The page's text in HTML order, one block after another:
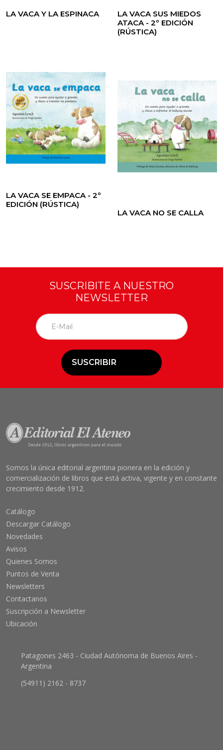
LA VACA Y LA ESPINACA
LA VACA SUS MIEDOS
ATACA - 2º EDICIÓN
(RÚSTICA)
LA VACA SE EMPACA - 2º
EDICIÓN (RÚSTICA)
LA VACA NO SE CALLA
SUSCRIBITE A NUESTRO
NEWSLETTER
SUSCRIBIR
Somos la única editorial argentina pionera en la edición y
comercialización de libros que está activa, vigente y en constante
crecimiento desde 1912.
Catálogo
Descargar Catálogo
Novedades
Avisos
Quienes Somos
Puntos de Venta
Newsletters
Contactanos
Suscripción a Newsletter
Ubicación
Patagones 2463 - Ciudad Autónoma de Buenos Aires -
Argentina
(54911) 2162 - 8737